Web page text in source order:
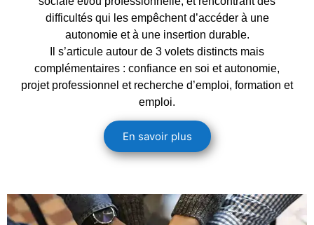
difficultés qui les empêchent d’accéder à une
autonomie et à une insertion durable.
Il s’articule autour de 3 volets distincts mais
complémentaires : confiance en soi et autonomie,
projet professionnel et recherche d’emploi, formation et
emploi.
En savoir plus